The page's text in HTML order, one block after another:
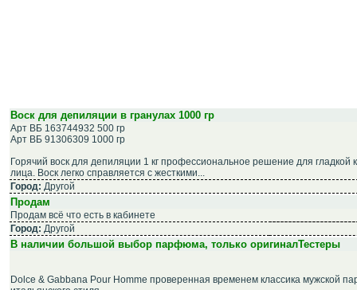
Воск для депиляции в гранулах 1000 гр
Арт ВБ 163744932 500 гр
Арт ВБ 91306309 1000 гр
Горячий воск для депиляции 1 кг профессиональное решение для
лица. Воск легко справляется с жесткими...
Город: Другой
Продам
Продам всё что есть в кабинете
Город: Другой
В наличии большой выбор парфюма, только оригиналТестеры
Dolce & Gabbana Pour Homme проверенная временем классика мужской